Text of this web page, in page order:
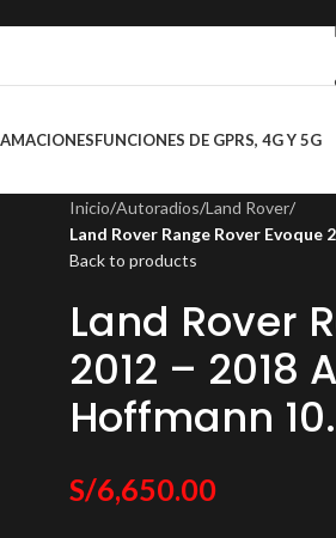
FUNCIONES DE GPRS, 4G Y 5G
Inicio/Autoradios/Land Rover/
Land Rover Range Rover
Back to products
Land Rover
2012 – 2018
Hoffmann
S/6,650.00